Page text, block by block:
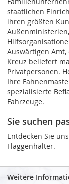
staatlichen
ihren größten
Auswärtigen
Kreuz beliefert
Privatpersonen.
Ihre
spezialisierte
Fahrzeuge.
Sie suchen
Entdecken Sie
Flaggenhalter.
Weitere